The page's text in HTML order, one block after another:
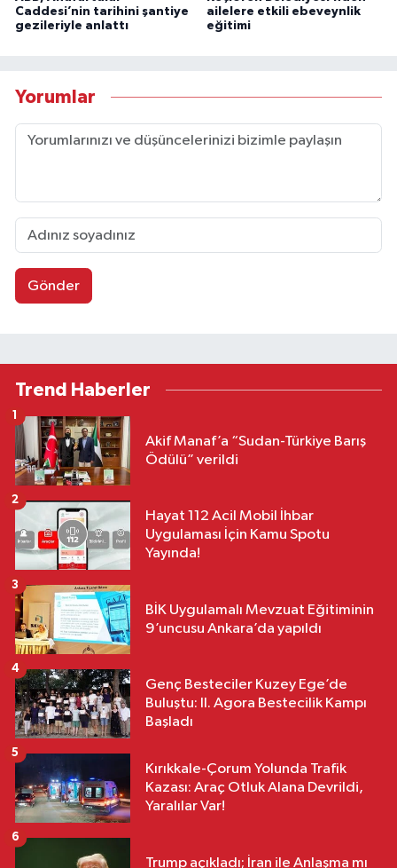
Caddesi’nin tarihini şantiye
gezileriyle anlattı
ailelere etkili ebeveynlik
eğitimi
Yorumlar
Gönder
Trend Haberler
Akif Manaf’a “Sudan-Türkiye Barış
Ödülü” verildi
1
Hayat 112 Acil Mobil İhbar
Uygulaması İçin Kamu Spotu
Yayında!
2
BİK Uygulamalı Mevzuat Eğitiminin
9’uncusu Ankara’da yapıldı
3
Genç Besteciler Kuzey Ege’de
Buluştu: II. Agora Bestecilik Kampı
Başladı
4
Kırıkkale-Çorum Yolunda Trafik
Kazası: Araç Otluk Alana Devrildi,
Yaralılar Var!
5
Trump açıkladı; İran ile Anlaşma mı
6